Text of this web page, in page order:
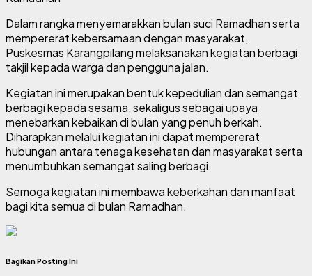
Dalam rangka menyemarakkan bulan suci Ramadhan serta
mempererat kebersamaan dengan masyarakat,
Puskesmas Karangpilang melaksanakan kegiatanberbagi
takjilkepada warga dan pengguna jalan.
Kegiatan ini merupakan bentuk kepedulian dan semangat
berbagi kepada sesama, sekaligus sebagai upaya
menebarkan kebaikan di bulan yang penuh berkah.
Diharapkan melalui kegiatan ini dapat mempererat
hubungan antara tenaga kesehatan dan masyarakat serta
menumbuhkan semangat saling berbagi.
Semoga kegiatan ini membawa keberkahan dan manfaat
bagi kita semua di bulan Ramadhan.
Bagikan Posting Ini